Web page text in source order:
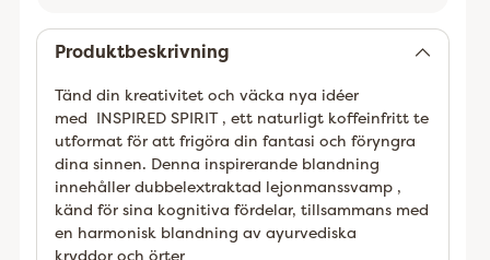
Produktbeskrivning
Tänd din kreativitet och väcka nya idéer
med INSPIRED SPIRIT, ett naturligt koffeinfritt te
utformat för att frigöra din fantasi och föryngra
dina sinnen. Denna inspirerande blandning
innehåller dubbelextraktad lejonmanssvamp,
känd för sina kognitiva fördelar, tillsammans med
en harmonisk blandning av ayurvediska